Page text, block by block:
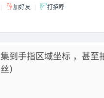
加好友 打招呼
到手指区域坐标 ，甚至
）